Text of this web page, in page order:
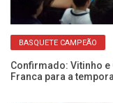
BASQUETE CAMPEÃO
Confirmado: Vitinho
Franca para a